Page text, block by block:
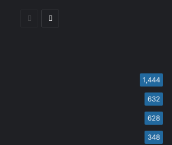
PreviousNext
1,444
632
628
348